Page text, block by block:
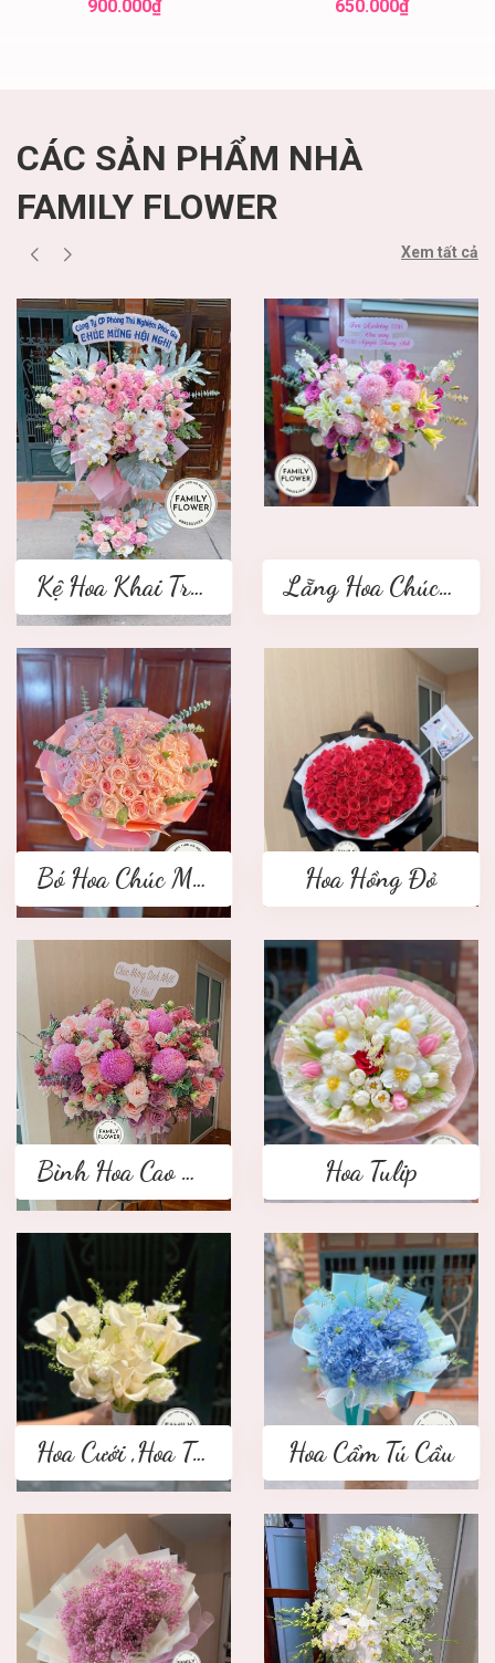
900.000₫ 650.000₫
CÁC SẢN PHẨM NHÀ
FAMILY FLOWER
Xem tất cả
Kệ Hoa Khai Trương 2 tầng Lẵng Hoa Chúc Mừng
Bó Hoa Chúc Mừng Hoa Hồng Đỏ
Bình Hoa Cao Cấp Hoa Tulip
Hoa Cưới ,Hoa Tay Cầm Cô Dâu Hoa Cẩm Tú Cầu